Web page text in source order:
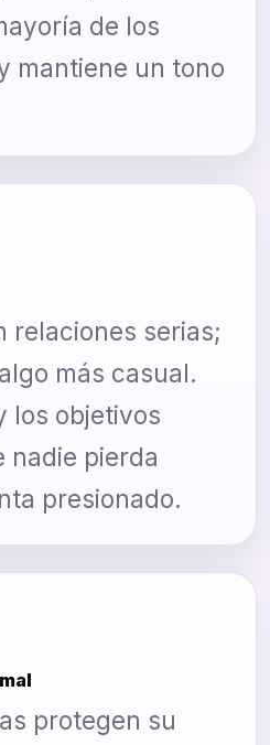
de los
mantiene un tono
relaciones serias;
más casual.
los objetivos
nadie pierda
presionado.
protegen su